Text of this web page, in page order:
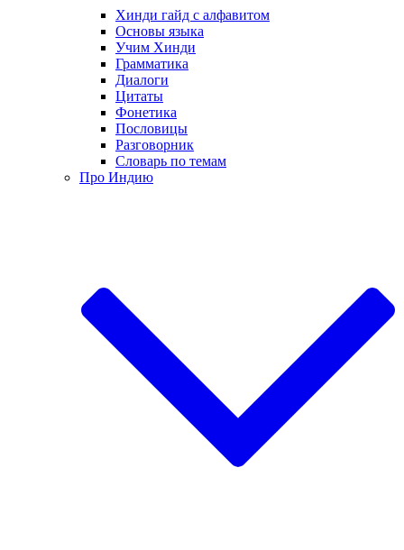
Хинди гайд с алфавитом
Основы языка
Учим Хинди
Грамматика
Диалоги
Цитаты
Фонетика
Пословицы
Разговорник
Словарь по темам
Про Индию